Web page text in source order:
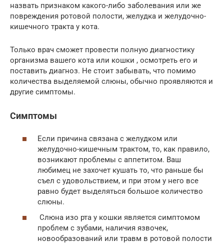
назвать признаком какого-либо заболевания или же
повреждения ротовой полости, желудка и желудочно-
кишечного тракта у кота.
Только врач сможет провести полную диагностику
организма вашего кота или кошки , осмотреть его и
поставить диагноз. Не стоит забывать, что помимо
количества выделяемой слюны, обычно проявляются и
другие симптомы.
Симптомы
Если причина связана с желудком или
желудочно-кишечным трактом, то, как правило,
возникают проблемы с аппетитом. Ваш
любимец не захочет кушать то, что раньше бы
съел с удовольствием, и при этом у него все
равно будет выделяться большое количество
слюны.
Слюна изо рта у кошки является симптомом
проблем с зубами, наличия язвочек,
новообразований или травм в ротовой полости